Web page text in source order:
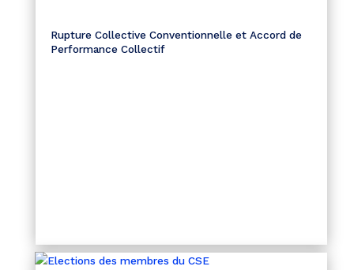
Rupture Collective Conventionnelle et Accord de
Performance Collectif